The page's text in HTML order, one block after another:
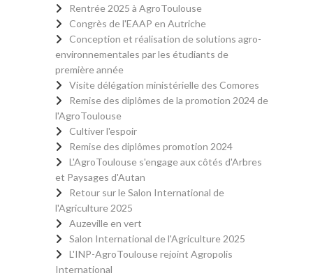
Rentrée 2025 à AgroToulouse
Congrès de l'EAAP en Autriche
Conception et réalisation de solutions agro-
environnementales par les étudiants de
première année
Visite délégation ministérielle des Comores
Remise des diplômes de la promotion 2024 de
l'AgroToulouse
Cultiver l'espoir
Remise des diplômes promotion 2024
L'AgroToulouse s'engage aux côtés d'Arbres
et Paysages d'Autan
Retour sur le Salon International de
l'Agriculture 2025
Auzeville en vert
Salon International de l'Agriculture 2025
L'INP-AgroToulouse rejoint Agropolis
International